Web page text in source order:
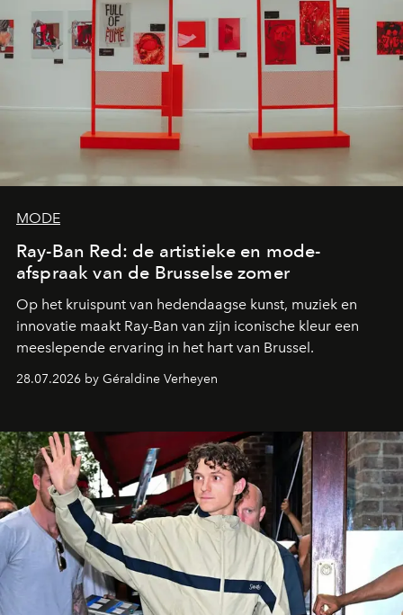
MODE
Ray-Ban Red: de artistieke en mode-
afspraak van de Brusselse zomer
Op het kruispunt van hedendaagse kunst, muziek en
innovatie maakt Ray-Ban van zijn iconische kleur een
meeslepende ervaring in het hart van Brussel.
28.07.2026 by Géraldine Verheyen